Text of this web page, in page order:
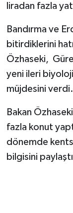
liradan fazla
Bandırma ve
bitirdiklerini
Özhaseki,
yeni ileri
müjdesini verdi.
Bakan
fazla konut
dönemde
bilgisini